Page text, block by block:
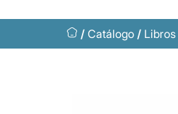
/Catálogo / Libros